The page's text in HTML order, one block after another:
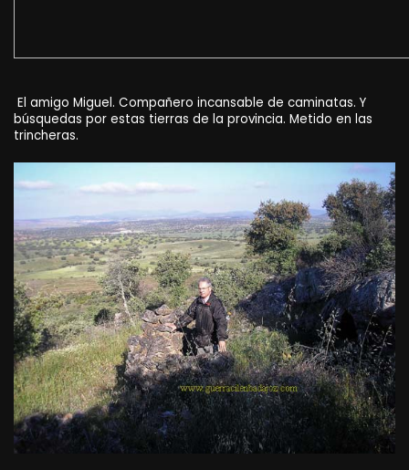
El amigo Miguel. Compañero incansable de caminatas. Y
búsquedas por estas tierras de la provincia. Metido en las
trincheras.